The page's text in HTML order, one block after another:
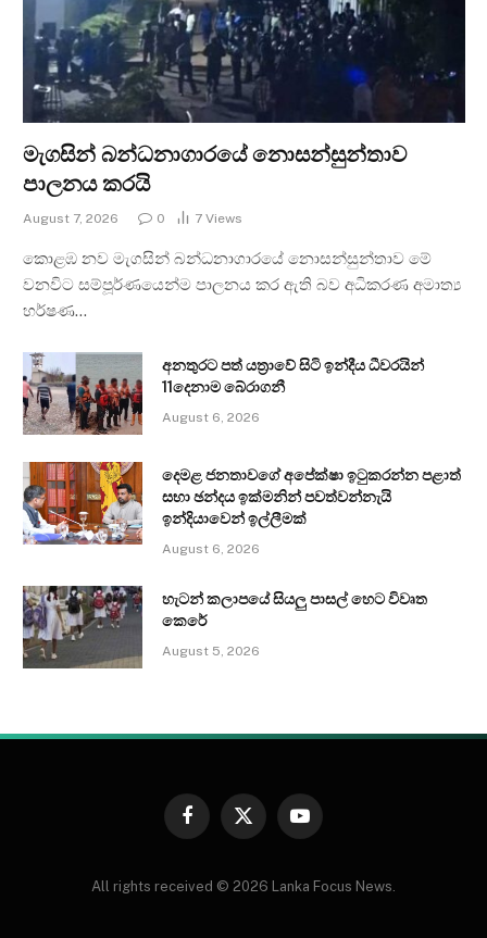
මැගසින් බන්ධනාගාරයේ නොසන්සුන්තාව
පාලනය කරයි
August 7, 2026 0 7 Views
කොළඹ නව මැගසින් බන්ධනාගාරයේ නොසන්සුන්තාව මේ
වනවිට සම්පූර්ණයෙන්ම පාලනය කර ඇති බව අධිකරණ අමාත්‍ය
හර්ෂණ…
අනතුරට පත් යත්‍රාවේ සිටි ඉන්දීය ධීවරයින්
11දෙනාම බේරාගනී
August 6, 2026
දෙමළ ජනතාවගේ අපේක්ෂා ඉටුකරන්න පළාත්
සභා ඡන්දය ඉක්මනින් පවත්වන්නැයි
ඉන්දියාවෙන් ඉල්ලීමක්
August 6, 2026
හැටන් කලාපයේ සියලු පාසල් හෙට විවෘත
කෙරේ
August 5, 2026
Facebook
X
YouTube
All rights received © 2026 Lanka Focus News.